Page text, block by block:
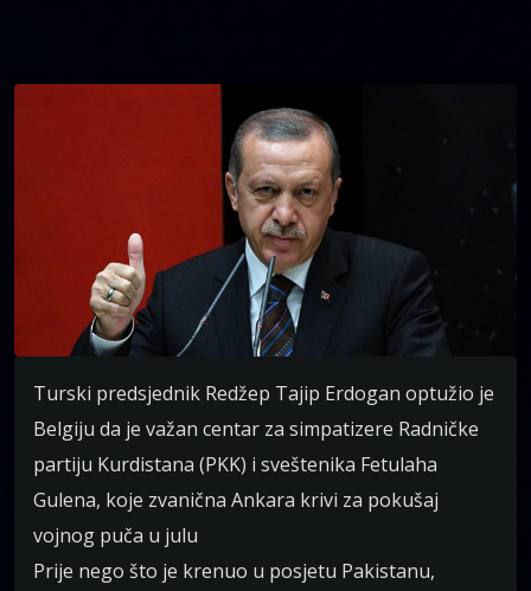
Turski predsjednik Redžep Tajip Erdogan optužio je
Belgiju da je važan centar za simpatizere Radničke
partiju Kurdistana (PKK) i sveštenika Fetulaha
Gulena, koje zvanična Ankara krivi za pokušaj
vojnog puča u julu
Prije nego što je krenuo u posjetu Pakistanu,